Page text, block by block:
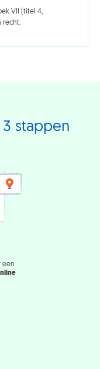
VII (titel 4,
recht.
stappen
een